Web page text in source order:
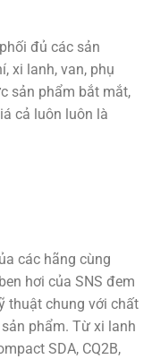
đủ các sản
xi lanh, van, phụ
sản phẩm bắt mắt,
cả luôn luôn là
các hãng cùng
hơi của SNS đem
thuật chung với chất
phẩm. Từ xi lanh
SDA, CQ2B,